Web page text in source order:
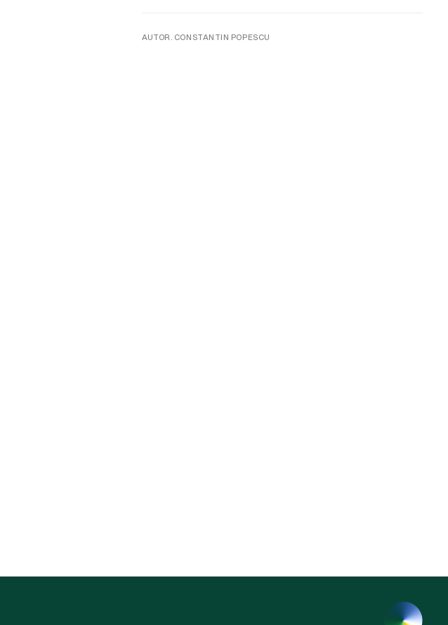
AUTOR. CONSTANTIN POPESCU